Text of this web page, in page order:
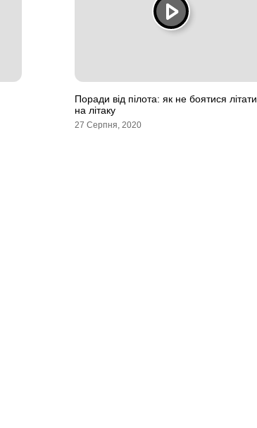
Поради від пілота: як не боятися літати
на літаку
27 Серпня, 2020